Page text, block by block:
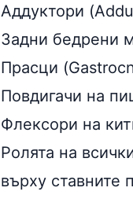
Аддуктори
Задни бедрени
Прасци
Повдигачи на
Флексори на
Ролята на
върху ставните